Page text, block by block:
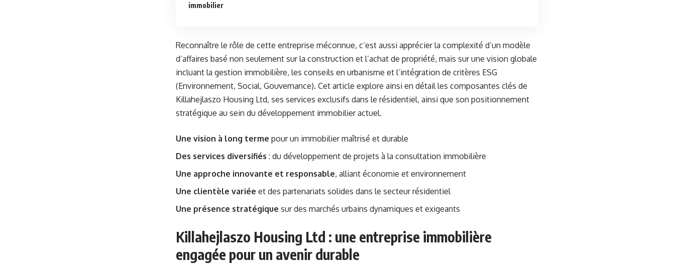
immobilier
Reconnaître le rôle de cette entreprise méconnue, c’est aussi apprécier la complexité d’un modèle
d’affaires basé non seulement sur la construction et l’achat de propriété, mais sur une vision globale
incluant la gestion immobilière, les conseils en urbanisme et l’intégration de critères ESG
(Environnement, Social, Gouvernance). Cet article explore ainsi en détail les composantes clés de
Killahejlaszo Housing Ltd, ses services exclusifs dans le résidentiel, ainsi que son positionnement
stratégique au sein du développement immobilier actuel.
Une vision à long terme pour un immobilier maîtrisé et durable
Des services diversifiés : du développement de projets à la consultation immobilière
Une approche innovante et responsable, alliant économie et environnement
Une clientèle variée et des partenariats solides dans le secteur résidentiel
Une présence stratégique sur des marchés urbains dynamiques et exigeants
Killahejlaszo Housing Ltd : une entreprise immobilière
engagée pour un avenir durable